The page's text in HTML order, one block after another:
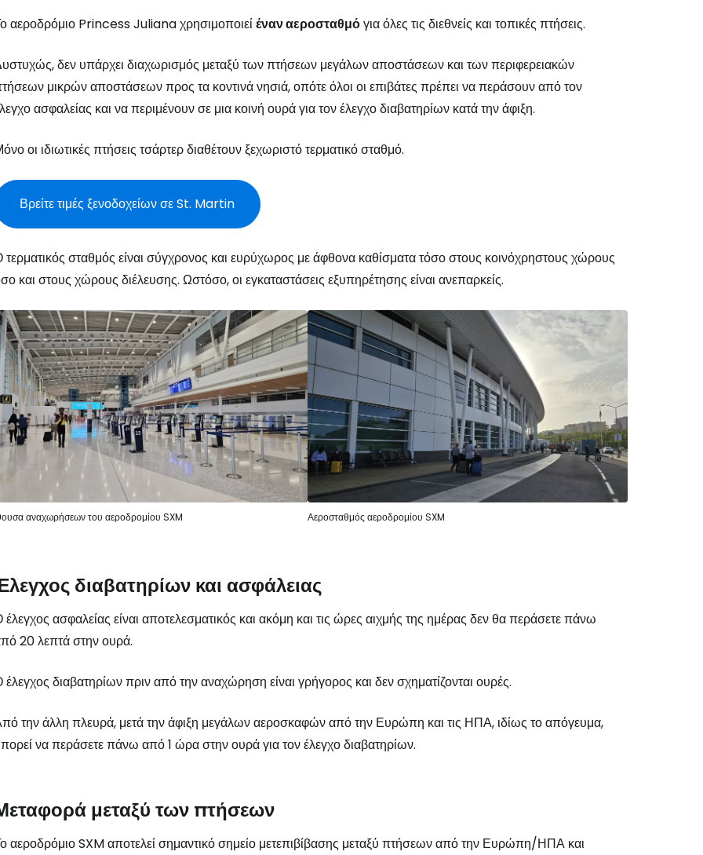
αεροδρόμιο Princess Juliana χρησιμοποιείέναν αεροσταθμόγια όλες τις διεθνείς και τοπικές πτήσεις.
δεν υπάρχει διαχωρισμός μεταξύ των πτήσεων μεγάλων αποστάσεων και των περιφερειακών
μικρών αποστάσεων προς τα κοντινά νησιά, οπότε όλοι οι επιβάτες πρέπει να περάσουν από τον
ασφαλείας και να περιμένουν σε μια κοινή ουρά για τον έλεγχο διαβατηρίων κατά την άφιξη.
οι ιδιωτικές πτήσεις τσάρτερ διαθέτουν ξεχωριστό τερματικό σταθμό.
Βρείτε τιμές ξενοδοχείων σε St. Martin
τερματικός σταθμός είναι σύγχρονος και ευρύχωρος με άφθονα καθίσματα τόσο στους κοινόχρηστους χώρους
και στους χώρους διέλευσης. Ωστόσο, οι εγκαταστάσεις εξυπηρέτησης είναι ανεπαρκείς.
αναχωρήσεων του αεροδρομίου SXM Αεροσταθμός αεροδρομίου SXM
διαβατηρίων και ασφάλειας
έλεγχος ασφαλείας είναι αποτελεσματικός και ακόμη και τις ώρες αιχμής της ημέρας δεν θα περάσετε πάνω
20 λεπτά στην ουρά.
έλεγχος διαβατηρίων πριν από την αναχώρηση είναι γρήγορος και δεν σχηματίζονται ουρές.
την άλλη πλευρά, μετά την άφιξη μεγάλων αεροσκαφών από την Ευρώπη και τις ΗΠΑ, ιδίως το απόγευμα,
να περάσετε πάνω από 1 ώρα στην ουρά για τον έλεγχο διαβατηρίων.
μεταξύ των πτήσεων
αεροδρόμιο SXM αποτελεί σημαντικό σημείο μετεπιβίβασης μεταξύ πτήσεων από την Ευρώπη/ΗΠΑ και
Συνδεθείτε στο Cestee
... η παγκόσμια ταξιδιωτική κοινότητα
Συνεχίστε με την Google
Συνεχίστε με email